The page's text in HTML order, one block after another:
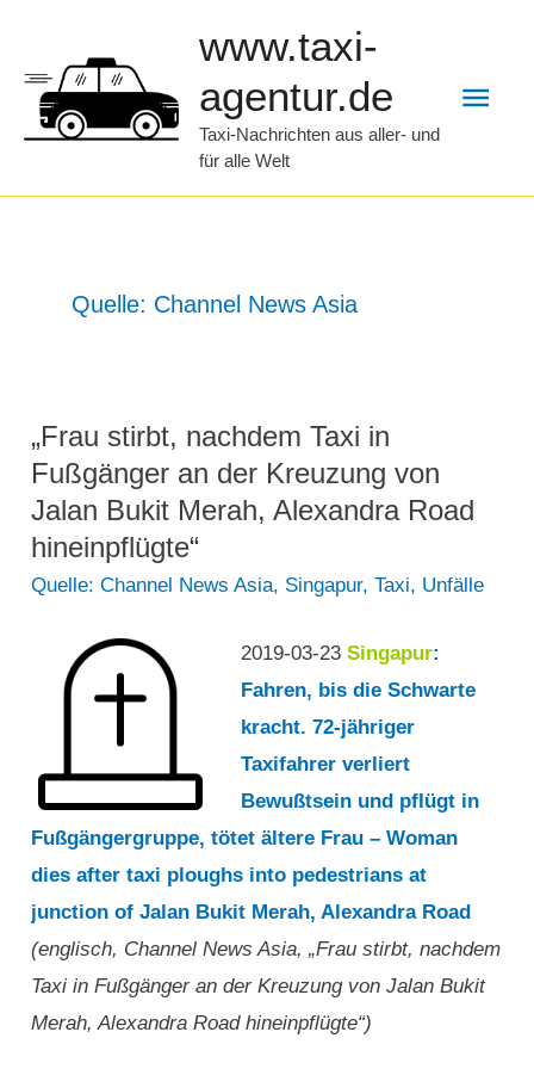
springen
www.taxi-
agentur.de
Taxi-Nachrichten aus aller- und
für alle Welt
Quelle: Channel News Asia
„Frau stirbt, nachdem Taxi in
Fußgänger an der Kreuzung von
Jalan Bukit Merah, Alexandra Road
hineinpflügte“
Quelle: Channel News Asia, Singapur,Taxi, Unfälle
2019-03-23 Singapur:
Fahren, bis die Schwarte
kracht. 72-jähriger
Taxifahrer verliert
Bewußtsein und pflügt in
Fußgängergruppe, tötet ältere Frau – Woman
dies after taxi ploughs into pedestrians at
junction of Jalan Bukit Merah, Alexandra Road
(englisch, Channel News Asia, „Frau stirbt, nachdem
Taxi in Fußgänger an der Kreuzung von Jalan Bukit
Merah, Alexandra Road hineinpflügte“)